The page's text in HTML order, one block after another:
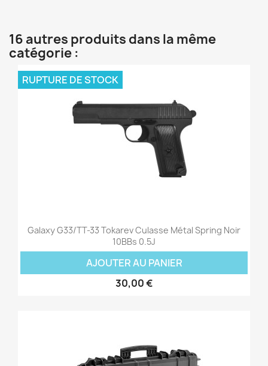
16 autres produits dans la même
catégorie :
Galaxy G33/TT-33 Tokarev Culasse Métal Spring Noir
10BBs 0.5J
AJOUTER AU PANIER
30,00 €
RUPTURE DE STOCK